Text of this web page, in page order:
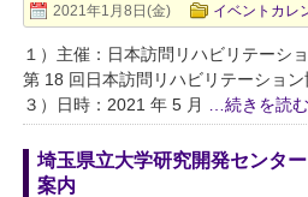
2021年1月8日(金) イベントカ
１）主催：日本訪問リハビリテーシ
第 18 回日本訪問リハビリテーショ
３）日時：2021 年 5 月
…続きを読む
埼玉県立大学研究開発センタ
案内